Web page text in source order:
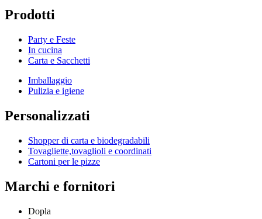
Prodotti
Party e Feste
In cucina
Carta e Sacchetti
Imballaggio
Pulizia e igiene
Personalizzati
Shopper di carta e biodegradabili
Tovagliette,tovaglioli e coordinati
Cartoni per le pizze
Marchi e fornitori
Dopla